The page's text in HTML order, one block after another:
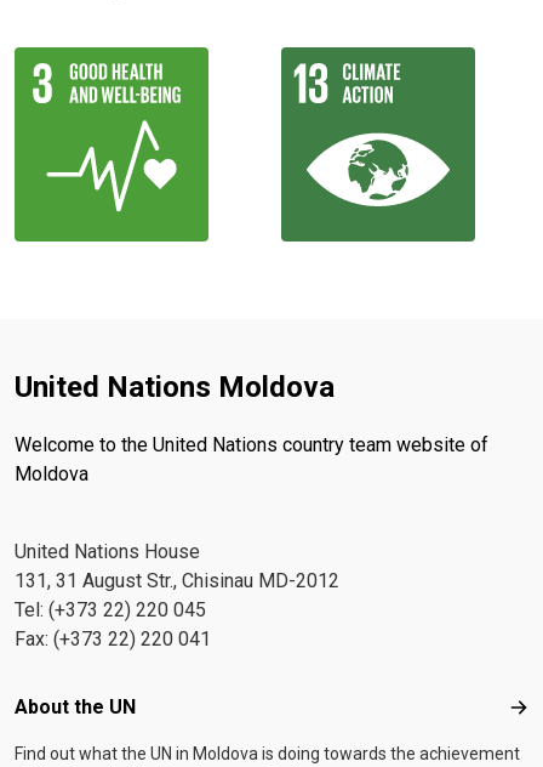
United Nations Moldova
Welcome to the United Nations country team website of
Moldova
United Nations House
131, 31 August Str., Chisinau MD-2012
Tel: (+373 22) 220 045
Fax: (+373 22) 220 041
Footer menu
About the UN
Find out what the UN in Moldova is doing towards the achievement